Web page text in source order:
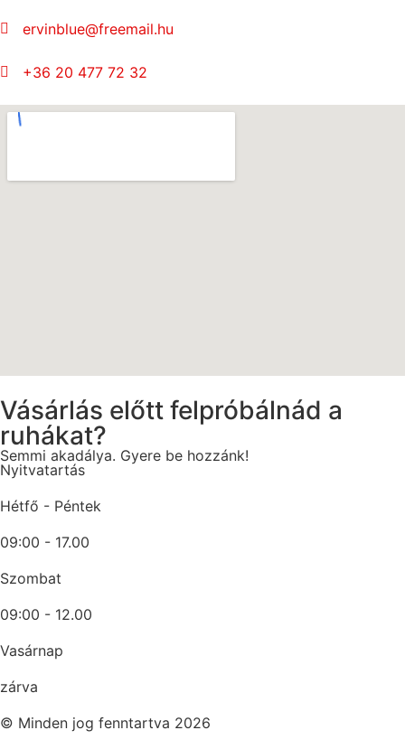
ervinblue@freemail.hu
+36 20 477 72 32
Vásárlás előtt felpróbálnád a
ruhákat?
Semmi akadálya. Gyere be hozzánk!
Nyitvatartás
Hétfő - Péntek
09:00 - 17.00
Szombat
09:00 - 12.00
Vasárnap
zárva
© Minden jog fenntartva 2026